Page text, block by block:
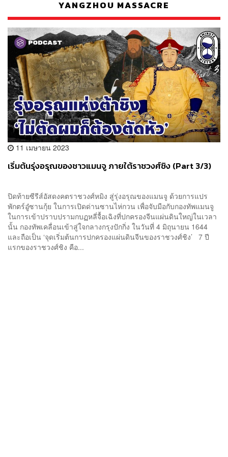
YANGZHOU MASSACRE
11 เมษายน 2023
เริ่มต้นรุ่งอรุณของชาวแมนจู ภายใต้ราชวงศ์ชิง (Part 3/3)
ปิดท้ายซีรีส์อัสดงคตราชวงศ์หมิง สู่รุ่งอรุณของแมนจู ด้วยการแปร
พักตร์อู๋ซานกุ้ย ในการเปิดด่านซานไห่กวน เพื่อจับมือกับกองทัพแมนจู
ในการเข้าปราบปรามกบฏหลี่จื้อเฉิงที่ปกครองจีนแผ่นดินใหญ่ในเวลา
นั้น กองทัพเคลื่อนเข้าสู่ใจกลางกรุงปักกิ่ง ในวันที่ 4 มิถุนายน 1644
และถือเป็น ‘จุดเริ่มต้นการปกครองแผ่นดินจีนของราชวงศ์ชิง’ 7 ปี
แรกของราชวงศ์ชิง คือ...